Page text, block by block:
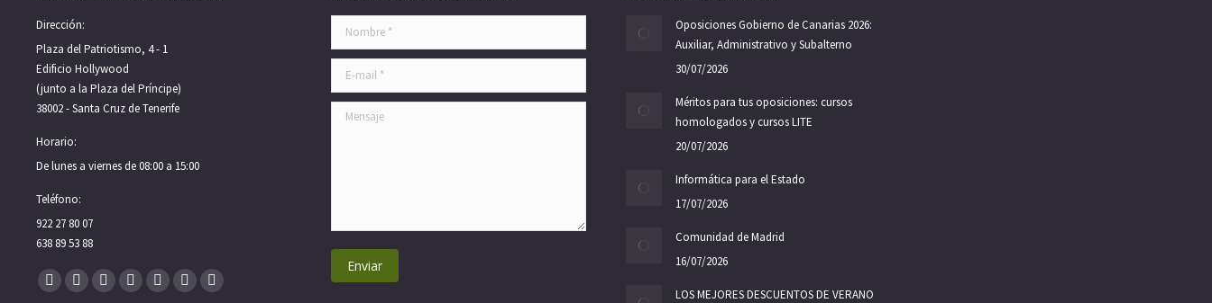
Dirección:
Plaza del Patriotismo, 4 - 1
Edificio Hollywood
(junto a la Plaza del Príncipe)
38002 - Santa Cruz de Tenerife
Horario:
De lunes a viernes de 08:00 a 15:00
Teléfono:
922 27 80 07
638 89 53 88
Encuéntranos en:
Facebook
X PinterestInstagram
Mail WhatsappTelegram
Nombre *
E-mail *
Mensaje
Enviar
Oposiciones Gobierno de Canarias 2026:
Auxiliar, Administrativo y Subalterno
30/07/2026
Méritos para tus oposiciones: cursos
homologados y cursos LITE
20/07/2026
Informática para el Estado
17/07/2026
Comunidad de Madrid
16/07/2026
LOS MEJORES DESCUENTOS DE VERANO